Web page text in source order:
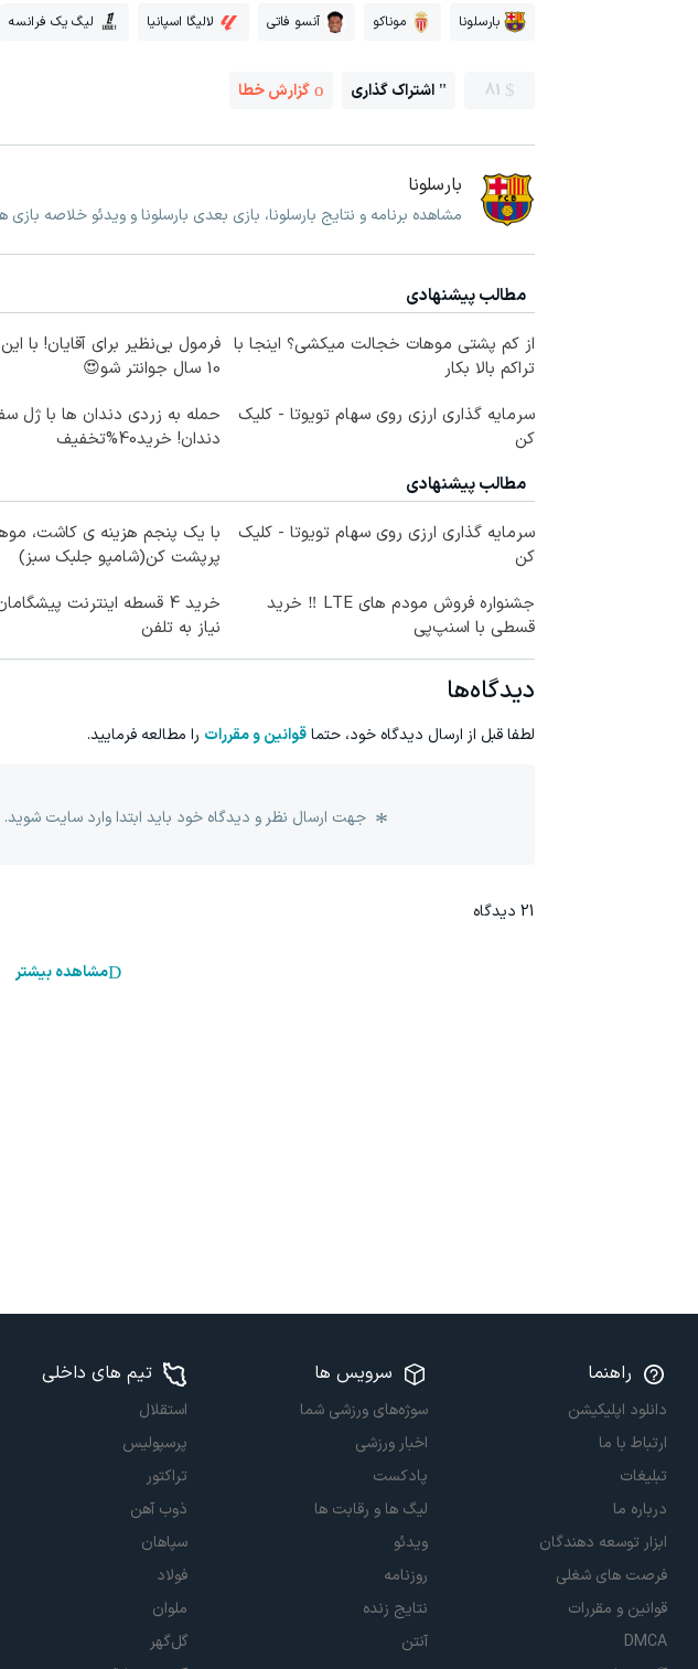
بارسلونا موناکو آنسو فاتی لالیگا اسپانیا لیگ یک فرانسه
81 اشتراک گذاری گزارش خطا
بارسلونا
مشاهده برنامه و نتایج بارسلونا، بازی بعدی بارسلونا و ویدئو خلاصه بازی
مطالب پیشنهادی
از کم پشتی موهات خجالت میکشی؟ اینجا با
تراکم بالا بکار
فرمول بی‌نظیر برای آقایان! با
10 سال جوانتر شو😍
سرمایه گذاری ارزی روی سهام تویوتا - کلیک
کن
حمله به زردی دندان ها با ژل
دندان! خرید40%تخفیف
مطالب پیشنهادی
سرمایه گذاری ارزی روی سهام تویوتا - کلیک
کن
با یک پنجم هزینه ی کاشت،
پرپشت کن(شامپو جلبک سبز)
جشنواره فروش مودم های LTE ‼️ خرید
قسطی با اسنپ‌پی
خرید 4 قسطه اینترنت
نیاز به تلفن
دیدگاه‌ها
لطفا قبل از ارسال دیدگاه خود، حتماقوانین و مقررات را مطالعه فرمایید.
جهت ارسال نظر و دیدگاه خود باید ابتدا وارد سایت
21 دیدگاه
مشاهده بیشتر
راهنما
دانلود اپلیکیشن
ارتباط با ما
تبلیغات
درباره ما
ابزار توسعه دهندگان
فرصت های شغلی
قوانین و مقررات
DMCA
سرویس ها
سوژه‌های ورزشی شما
اخبار ورزشی
پادکست
لیگ ها و رقابت ها
ویدئو
روزنامه
نتایج زنده
آنتن
تیم های داخلی
استقلال
پرسپولیس
تراکتور
ذوب آهن
سپاهان
فولاد
ملوان
گل‌گهر